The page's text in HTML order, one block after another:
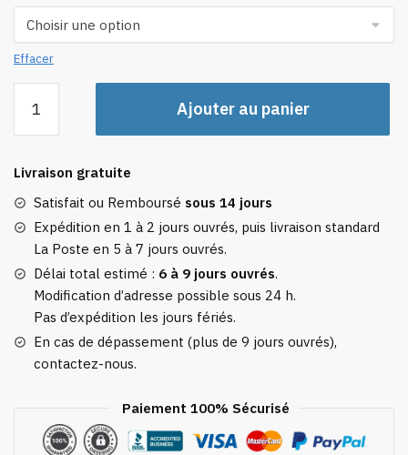
Effacer
Sac
Dos
Connecté
Homme
USB
(15.6
Pouces)
Ajouter au panier
Livraison gratuite
Satisfait ou Remboursé sous 14 jours
Expédition en 1 à 2 jours ouvrés, puis livraison standard
La Poste en 5 à 7 jours ouvrés.
Délai total estimé : 6 à 9 jours ouvrés.
Modification d’adresse possible sous 24 h.
Pas d’expédition les jours fériés.
En cas de dépassement (plus de 9 jours ouvrés),
contactez-nous.
Paiement 100% Sécurisé